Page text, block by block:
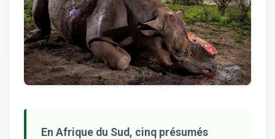
En Afrique du Sud, cinq présumés